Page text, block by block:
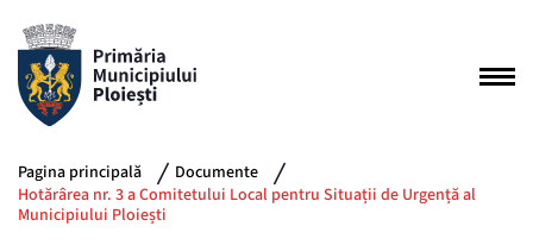
Pagina principală
Documente
Hotărârea nr. 3 a Comitetului Local pentru Situații de Urgență al
Municipiului Ploiești